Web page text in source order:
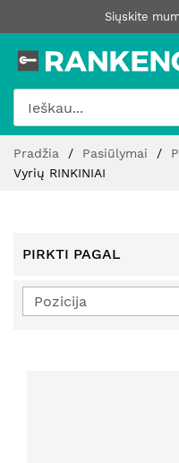
Siųskite
Pereiti
prie
turinio
Pradžia Pasiūlymai
Vyrių RINKINIAI
PIRKTI PAGAL